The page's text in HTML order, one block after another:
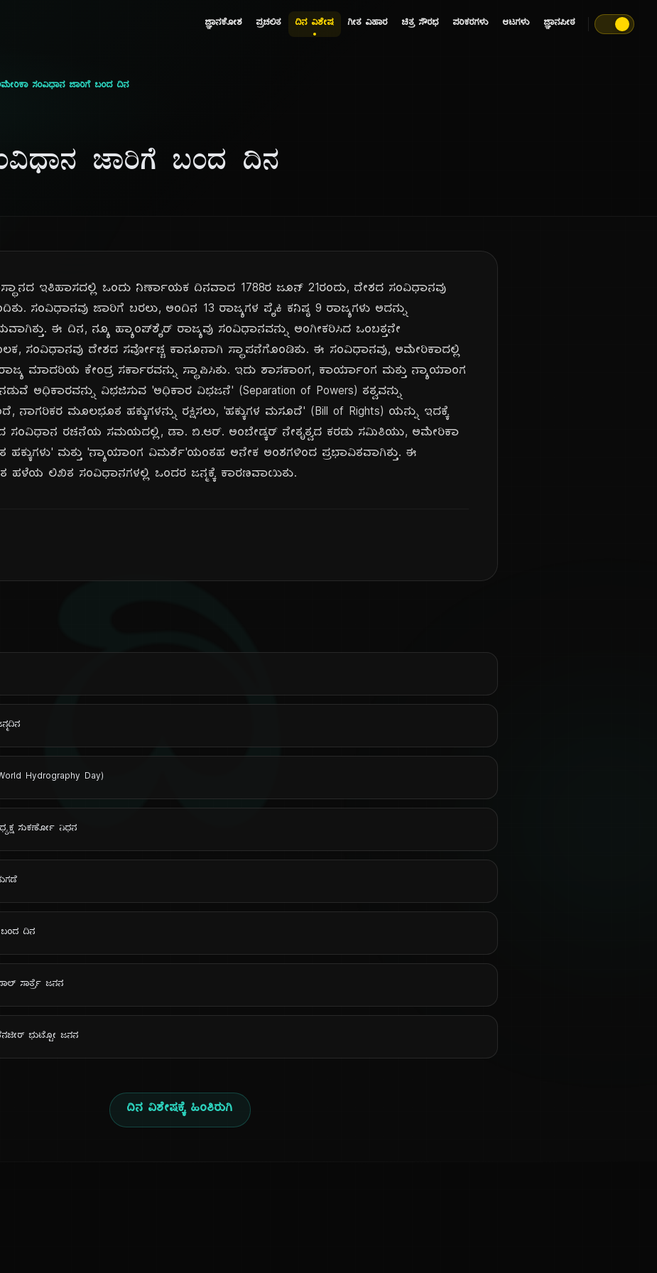
ಜ್ಞಾನಕೋಶ ಪ್ರಚಲಿತ ದಿನ ವಿಶೇಷ ಗೀತ ವಿಹಾರ ಚಿತ್ರ ಸೌರಭ ಪರಿಕರಗಳು ಆಟಗಳು ಜ್ಞಾನಪೀಠ
ದಿ
ಸಂವಿಧಾನ ಜಾರಿಗೆ ಬಂದ ದಿನ
ಜಾರಿಗೆ ಬಂದ ದಿನ
ಇತಿಹಾಸದಲ್ಲಿ ಒಂದು ನಿರ್ಣಾಯಕ ದಿನವಾದ 1788ರ ಜೂನ್ 21ರಂದು, ದೇಶದ ಸಂವಿಧಾನವು
ಸಂವಿಧಾನವು ಜಾರಿಗೆ ಬರಲು, ಅಂದಿನ 13 ರಾಜ್ಯಗಳ ಪೈಕಿ ಕನಿಷ್ಠ 9 ರಾಜ್ಯಗಳು ಅದನ್ನು
ಈ ದಿನ, ನ್ಯೂ ಹ್ಯಾಂಪ್‌ಶೈರ್ ರಾಜ್ಯವು ಸಂವಿಧಾನವನ್ನು ಅಂಗೀಕರಿಸಿದ ಒಂಬತ್ತನೇ
ಸಂವಿಧಾನವು ದೇಶದ ಸರ್ವೋಚ್ಚ ಕಾನೂನಾಗಿ ಸ್ಥಾಪನೆಗೊಂಡಿತು. ಈ ಸಂವಿಧಾನವು, ಅಮೇರಿಕಾದಲ್ಲಿ
ಮಾದರಿಯ ಕೇಂದ್ರ ಸರ್ಕಾರವನ್ನು ಸ್ಥಾಪಿಸಿತು. ಇದು ಶಾಸಕಾಂಗ, ಕಾರ್ಯಾಂಗ ಮತ್ತು ನ್ಯಾಯಾಂಗ
ಅಧಿಕಾರವನ್ನು ವಿಭಜಿಸುವ 'ಅಧಿಕಾರ ವಿಭಜನೆ' (Separation of Powers) ತತ್ವವನ್ನು
ನಾಗರಿಕರ ಮೂಲಭೂತ ಹಕ್ಕುಗಳನ್ನು ರಕ್ಷಿಸಲು, 'ಹಕ್ಕುಗಳ ಮಸೂದೆ' (Bill of Rights) ಯನ್ನು ಇದಕ್ಕೆ
ಸಂವಿಧಾನ ರಚನೆಯ ಸಮಯದಲ್ಲಿ, ಡಾ. ಬಿ.ಆರ್. ಅಂಬೇಡ್ಕರ್ ನೇತೃತ್ವದ ಕರಡು ಸಮಿತಿಯು, ಅಮೇರಿಕಾ
ಮತ್ತು 'ನ್ಯಾಯಾಂಗ ವಿಮರ್ಶೆ'ಯಂತಹ ಅನೇಕ ಅಂಶಗಳಿಂದ ಪ್ರಭಾವಿತವಾಗಿತ್ತು. ಈ
ಹಳೆಯ ಲಿಖಿತ ಸಂವಿಧಾನಗಳಲ್ಲಿ ಒಂದರ ಜನ್ಮಕ್ಕೆ ಕಾರಣವಾಯಿತು.
Hydrography Day)
ಸುಕರ್ಣೋ ನಿಧನ
ಬಂದ ದಿನ
ಸಾರ್ತ್ರೆ ಜನನ
ಭುಟ್ಟೋ ಜನನ
ದಿನ ವಿಶೇಷಕ್ಕೆ ಹಿಂತಿರುಗಿ